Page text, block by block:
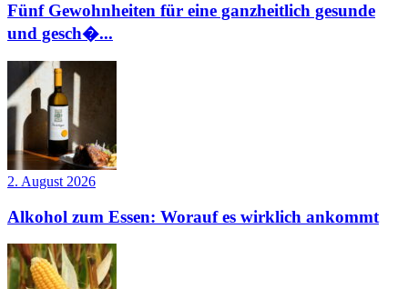
Fünf Gewohnheiten für eine ganzheitlich gesunde
und gesch�...
2. August 2026
Alkohol zum Essen: Worauf es wirklich ankommt